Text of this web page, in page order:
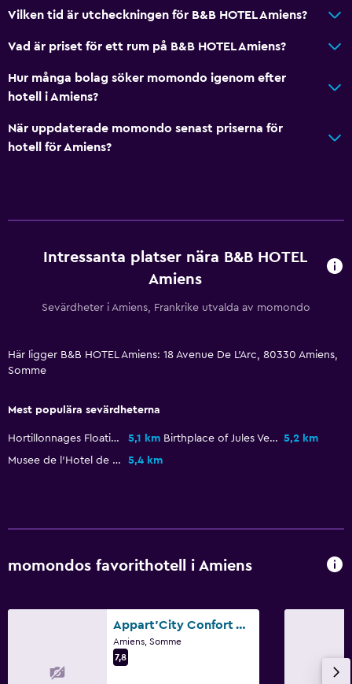
TV
Sovrum
Klädhängare
Uttag nära sängen
Garderob eller klädkammare
Försäljningsautomat (drycker)
Försäljningsautomat (snacks)
Daglig städning
Förstahjälpenlåda
Vilken tid är utcheckningen för B&B HOTEL Amiens?
Vad är priset för ett rum på B&B HOTEL Amiens?
Hur många bolag söker momondo igenom efter
hotell i Amiens?
När uppdaterade momondo senast priserna för
hotell för Amiens?
Intressanta platser nära B&B HOTEL
Amiens
Sevärdheter i Amiens, Frankrike utvalda av momondo
Här ligger B&B HOTEL Amiens: 18 Avenue De L'Arc, 80330 Amiens,
Somme
Mest populära sevärdheterna
Hortillonnages Floating Gardens 5,1 km Birthplace of Jules Vernes 5,2 km
Musee de l'Hotel de Berny
5,4 km
momondos favorithotell i Amiens
Appart'City Confort Amiens Gare
Amiens, Somme
7,8